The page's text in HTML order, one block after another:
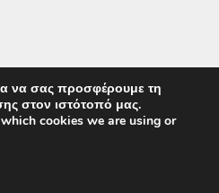
- All Right Reserved
να σας προσφέρουμε τη
στον ιστότοπό μας.
cookies we are using or